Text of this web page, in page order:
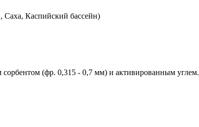
Каспийский бассейн)
сорбентом (фр. 0,315 - 0,7 мм) и активированным углем.